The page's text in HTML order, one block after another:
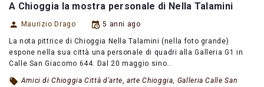
A Chioggia la mostra personale di Nella Talamini
Maurizio Drago 5 anni ago
La nota pittrice di Chioggia Nella Talamini (nella foto grande)
espone nella sua città una personale di quadri alla Galleria G1 in
Calle San Giacomo 644. Dal 20 maggio sino…
Amici di Chioggia Città d'arte,arte Chioggia, Galleria Calle San